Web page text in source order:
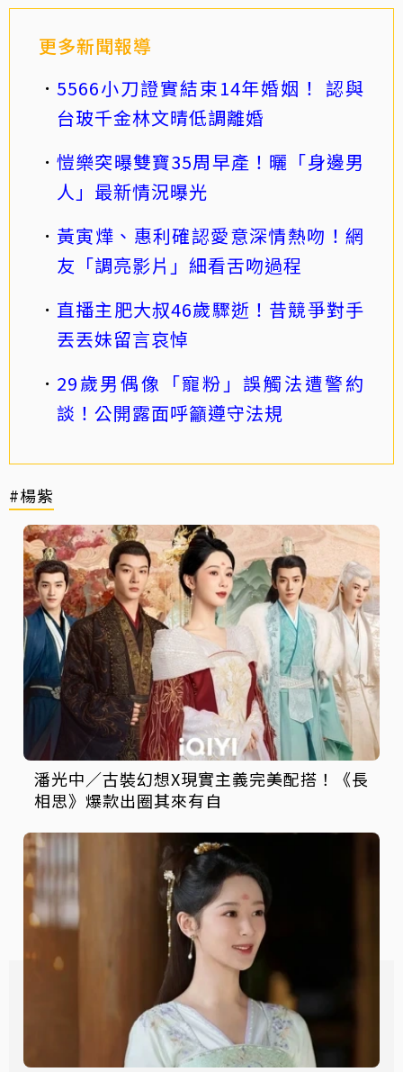
更多新聞報導
5566小刀證實結束14年婚姻！ 認與
台玻千金林文晴低調離婚
愷樂突曝雙寶35周早產！曬「身邊男
人」最新情況曝光
黃寅燁、惠利確認愛意深情熱吻！網
友「調亮影片」細看舌吻過程
直播主肥大叔46歲驟逝！昔競爭對手
丟丟妹留言哀悼
29歲男偶像「寵粉」誤觸法遭警約
談！公開露面呼籲遵守法規
#楊紫
潘光中／古裝幻想X現實主義完美配搭！《長
相思》爆款出圈其來有自